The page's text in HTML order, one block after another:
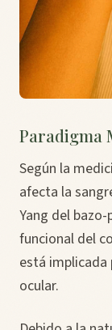
Paradigma
Según la
afecta la
Yang del
funcional del
está
ocular.